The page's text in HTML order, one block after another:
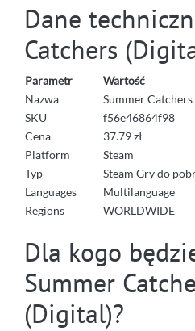
Dane
Catchers
Parametr
Wartość
Nazwa
Summer
SKU
f56e46864f98
Cena
37.79 zł
Platform
Steam
Typ
Steam Gry do
Languages
Multilanguage
Regions
WORLDWIDE
Dla kogo
Summer
(Digital)?